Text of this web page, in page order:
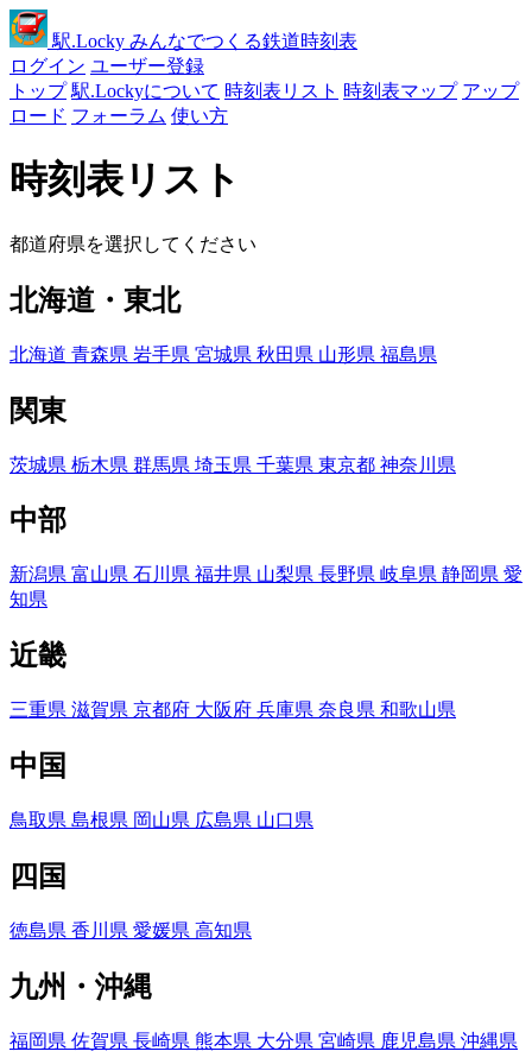
駅.Locky みんなでつくる鉄道時刻表
ログイン ユーザー登録
トップ 駅.Lockyについて 時刻表リスト 時刻表マップ アップ
ロード フォーラム 使い方
時刻表リスト
都道府県を選択してください
北海道・東北
北海道 青森県 岩手県 宮城県 秋田県 山形県 福島県
関東
茨城県 栃木県 群馬県 埼玉県 千葉県 東京都 神奈川県
中部
新潟県 富山県 石川県 福井県 山梨県 長野県 岐阜県 静岡県 愛
知県
近畿
三重県 滋賀県 京都府 大阪府 兵庫県 奈良県 和歌山県
中国
鳥取県 島根県 岡山県 広島県 山口県
四国
徳島県 香川県 愛媛県 高知県
九州・沖縄
福岡県 佐賀県 長崎県 熊本県 大分県 宮崎県 鹿児島県 沖縄県